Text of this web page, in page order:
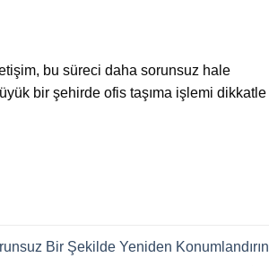
bu süreci daha sorunsuz hale
bir şehirde ofis taşıma işlemi dikkatle
Bir Şekilde Yeniden Konumlandırın